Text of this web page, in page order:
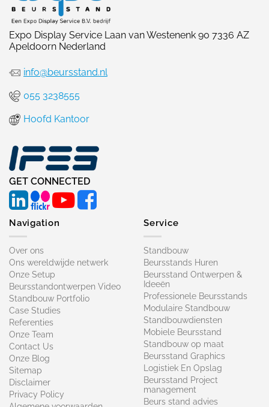
Expo Display Service Laan van Westenenk 90 7336 AZ
Apeldoorn Nederland
info@beursstand.nl
055 3238555
Hoofd Kantoor
GET CONNECTED
Navigation
Over ons
Ons wereldwijde netwerk
Onze Setup
Beursstandontwerpen Video
Standbouw Portfolio
Case Studies
Referenties
Onze Team
Contact Us
Onze Blog
Sitemap
Disclaimer
Privacy Policy
Service
Standbouw
Beursstands Huren
Beursstand Ontwerpen &
Ideeën
Professionele Beursstands
Modulaire Standbouw
Standbouwdiensten
Mobiele Beursstand
Standbouw op maat​
Beursstand Graphics
Logistiek En Opslag
Beursstand Project
management
Beurs stand advies